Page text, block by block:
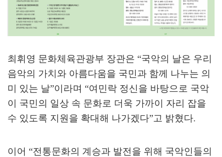
최휘영 문화체육관광부 장관은 “국악의 날은 우리
음악의 가치와 아름다움을 국민과 함께 나누는 의
미 있는 날”이라며 “여민락 정신을 바탕으로 국악
이 국민의 일상 속 문화로 더욱 가까이 자리 잡을
수 있도록 지원을 확대해 나가겠다”고 밝혔다.
이어 “전통문화의 계승과 발전을 위해 국악인들의